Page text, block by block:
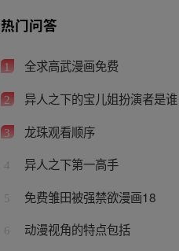
热门问答
1 全求高武漫画免费
2 异人之下的宝儿姐扮演者是谁
3 龙珠观看顺序
4 异人之下第一高手
5 免费雏田被强禁欲漫画18
6 动漫视角的特点包括